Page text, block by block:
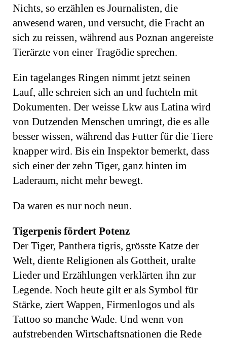
Nichts, so erzählen es Journalisten, die
anwesend waren, und versucht, die Fracht an
sich zu reissen, während aus Poznan angereiste
Tierärzte von einer Tragödie sprechen.
Ein tagelanges Ringen nimmt jetzt seinen
Lauf, alle schrei­en sich an und fuchteln mit
Dokumenten. Der weisse Lkw aus Latina wird
von Dutzenden Menschen umringt, die es alle
besser wissen, während das Futter für die Tiere
knapper wird. Bis ein Inspektor bemerkt, dass
sich einer der zehn Tiger, ganz hinten im
Laderaum, nicht mehr bewegt.
Da waren es nur noch neun.
Tigerpenis fördert Potenz
Der Tiger, Panthera tigris, grösste Katze der
Welt, diente Re­ligionen als Gottheit, uralte
Lieder und Erzählungen ver­klärten ihn zur
Legende. Noch heute gilt er als Symbol für
Stärke, ziert Wappen, Firmenlogos und als
Tattoo so manche Wade. Und wenn von
aufstrebenden Wirtschaftsnationen die Rede